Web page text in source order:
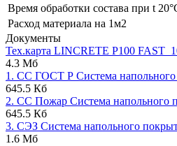
Время обработки состава при t
Расход материала на 1м2
Документы
Тех.карта LINCRETE P100
4.3 Мб
1. СС ГОСТ Р Система
645.5 Кб
2. СС Пожар Система напольного
645.5 Кб
3. СЭЗ Система напольного
1.6 Мб